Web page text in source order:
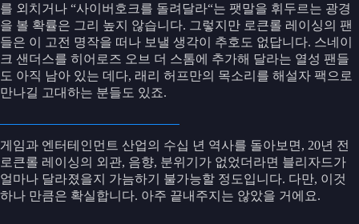
를 외치거나 “사이버호크를 돌려달라“는 팻말을 휘두르는 광경
을 볼 확률은 그리 높지 않습니다. 그렇지만 로큰롤 레이싱의 팬
들은 이 고전 명작을 떠나 보낼 생각이 추호도 없답니다. 스네이
크 샌더스를 히어로즈 오브 더 스톰에 추가해 달라는 열성 팬들
도 아직 남아 있는 데다, 래리 허프만의 목소리를 해설자 팩으로
만나길 고대하는 분들도 있죠.
게임과 엔터테인먼트 산업의 수십 년 역사를 돌아보면, 20년 전
로큰롤 레이싱의 외관, 음향, 분위기가 없었더라면 블리자드가
얼마나 달라졌을지 가늠하기 불가능할 정도입니다. 다만, 이것
하나 만큼은 확실합니다. 아주 끝내주지는 않았을 거에요.